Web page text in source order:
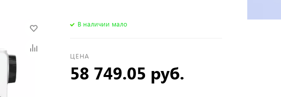
В наличии мало
ЦЕНА
58 749.05 руб.